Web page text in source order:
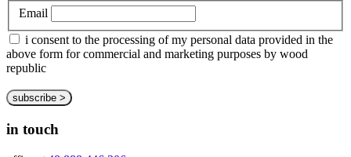
Email
i consent to the processing of my personal data provided in the
above form for commercial and marketing purposes by wood
republic
in touch